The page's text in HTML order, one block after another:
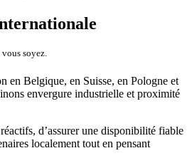
soyez.
en Belgique, en Suisse, en Pologne et
envergure industrielle et proximité
d’assurer une disponibilité fiable
localement tout en pensant